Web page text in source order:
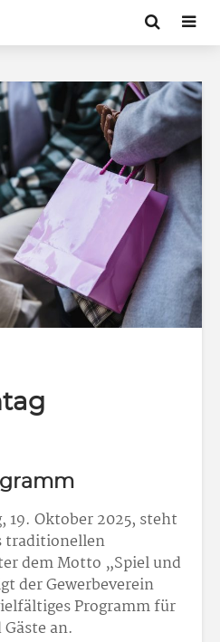
19. Oktober 2025, steht
traditionellen
dem Motto „Spiel und
der Gewerbeverein
Programm für
an.